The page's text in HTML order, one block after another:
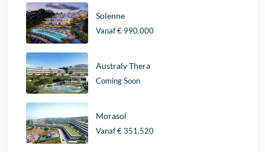
Solenne
Vanaf€ 990.000
Australy Thera
Coming Soon
Morasol
Vanaf€ 351.520